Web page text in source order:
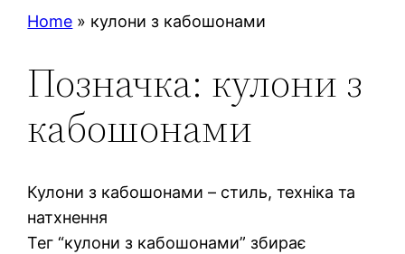
Home » кулони з кабошонами
Позначка: кулони з
кабошонами
Кулони з кабошонами – стиль, техніка та
натхнення
Тег “кулони з кабошонами” збирає